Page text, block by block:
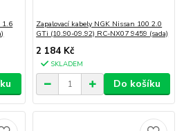
1.6
Zapalovací kabely NGK Nissan 100 2.0
GTi (10.90-09.92) RC-NX07 9459 (sada)
2 184 Kč
SKLADEM
Do košíku